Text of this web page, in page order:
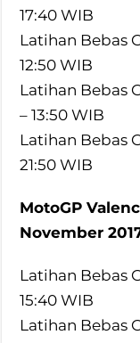
17:40 WIB
Latihan Bebas
12:50 WIB
Latihan Bebas
– 13:50 WIB
Latihan Bebas
21:50 WIB
MotoGP
November
Latihan Bebas
15:40 WIB
Latihan Bebas